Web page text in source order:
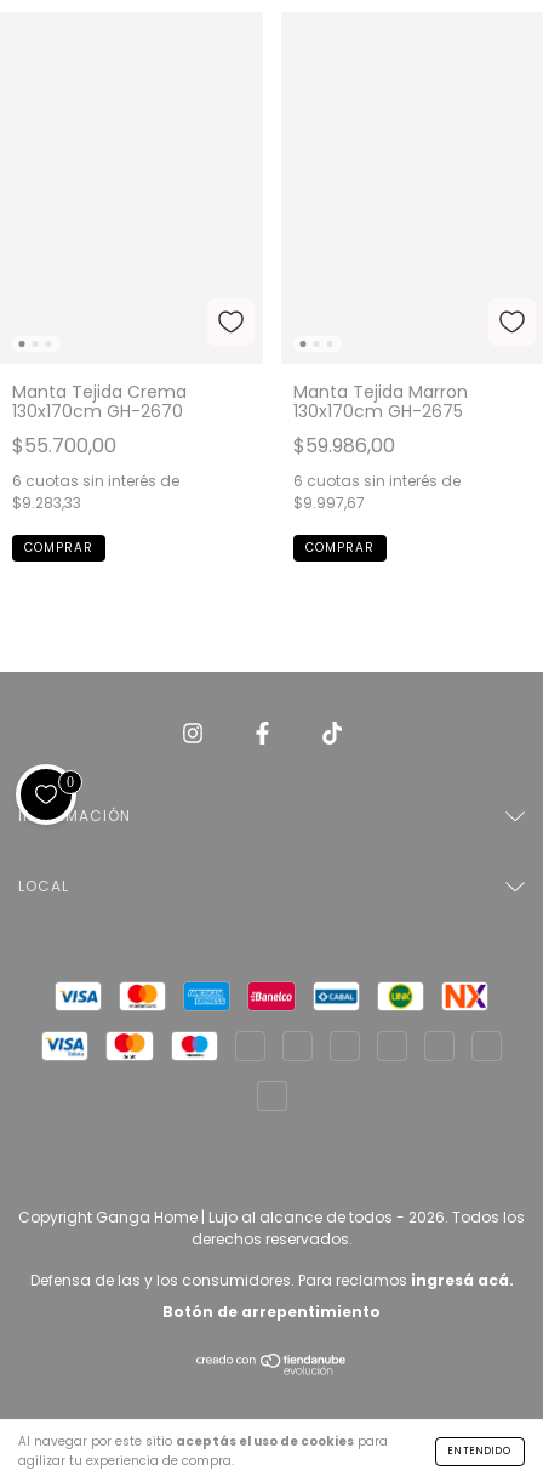
Al navegar por este sitio aceptás el uso de cookies para
agilizar tu experiencia de compra.
ENTENDIDO
Manta Tejida Crema
130x170cm GH-2670
$55.700,00
6 cuotas sin interés de
$9.283,33
Manta Tejida Marron
130x170cm GH-2675
$59.986,00
6 cuotas sin interés de
$9.997,67
INFORMACIÓN
LOCAL
Copyright Ganga Home | Lujo al alcance de todos - 2026. Todos los
derechos reservados.
Defensa de las y los consumidores. Para reclamos ingresá acá.
Botón de arrepentimiento
0